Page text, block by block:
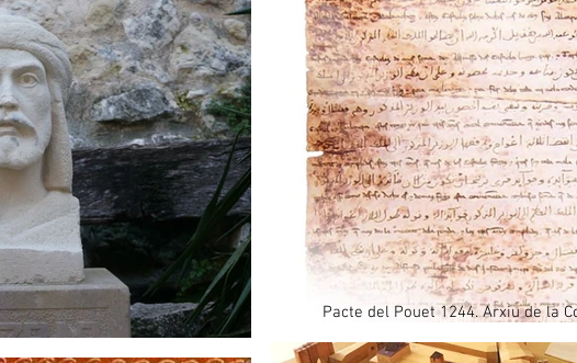
Pacte del Pouet 1244. Arxiu de la